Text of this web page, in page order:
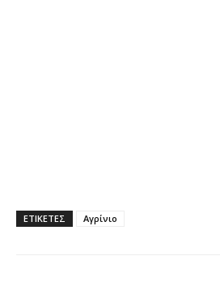
ΕΤΙΚΕΤΕΣ Αγρίνιο